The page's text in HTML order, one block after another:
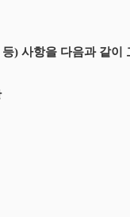
) 사항을 다음과 같이